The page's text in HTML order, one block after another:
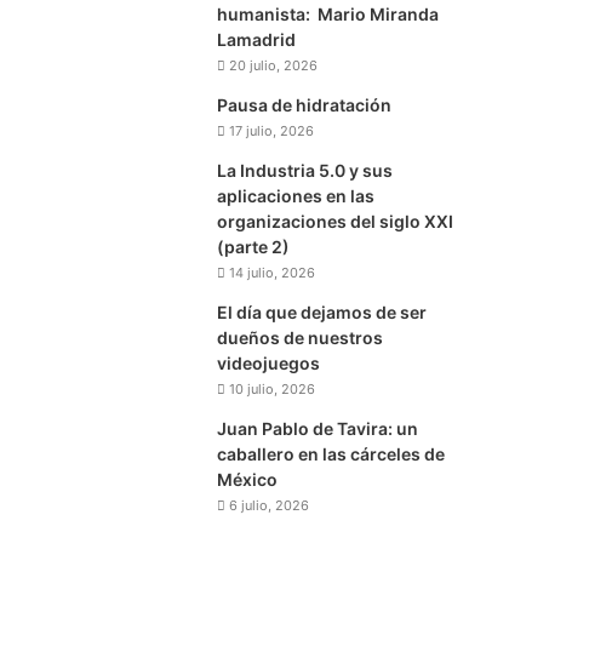
humanista: Mario Miranda
Lamadrid
20 julio, 2026
Pausa de hidratación
17 julio, 2026
La Industria 5.0 y sus
aplicaciones en las
organizaciones del siglo XXI
(parte 2)
14 julio, 2026
El día que dejamos de ser
dueños de nuestros
videojuegos
10 julio, 2026
Juan Pablo de Tavira: un
caballero en las cárceles de
México
6 julio, 2026